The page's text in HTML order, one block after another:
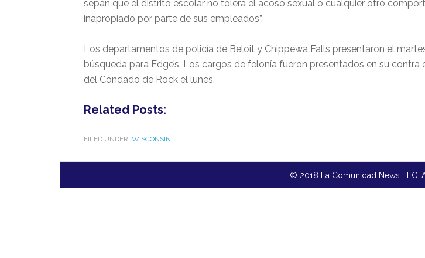
sepan que el distrito escolar no tolera el acoso sexual o cualquier otro
inapropiado por parte de sus empleados”.
Los departamentos de policía de Beloit y Chippewa Falls presentaron el
búsqueda para Edge’s. Los cargos de felonía fueron presentados en su contra
del Condado de Rock el lunes.
Related Posts:
FILED UNDER: WISCONSIN
© 2018 La Comunidad News LLC.